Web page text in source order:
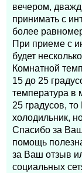
вечером,
принимать с
более
При приеме с
будет
Комнатной
15 до 25
температура в
25 градусов,
холодильник,
Спасибо за
помощь
за Ваш отзыв
социальных